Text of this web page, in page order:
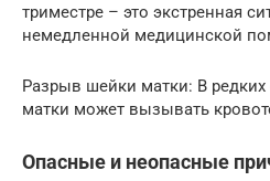
триместре – это экстренная
немедленной медицинской
Разрыв шейки матки: В
матки может вызывать
Опасные и неопасные